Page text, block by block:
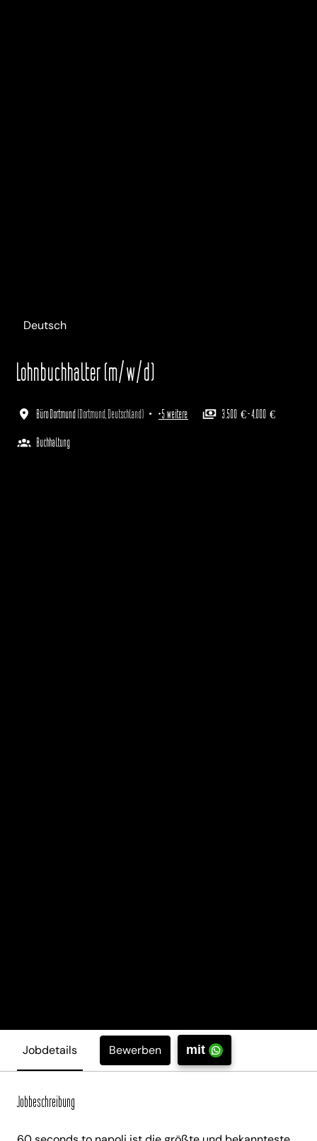
Deutsch
Lohnbuchhalter (m/w/d)
Büro Dortmund Dortmund Deutschland) • +5 weitere 3.500 € - 4.000 €
Buchhaltung
Jobdetails Bewerben mit
Jobbeschreibung